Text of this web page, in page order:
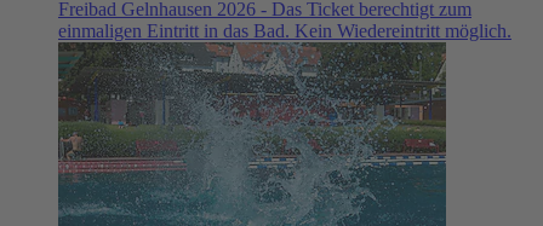
Freibad Gelnhausen 2026 - Das Ticket berechtigt zum
einmaligen Eintritt in das Bad. Kein Wiedereintritt möglich.